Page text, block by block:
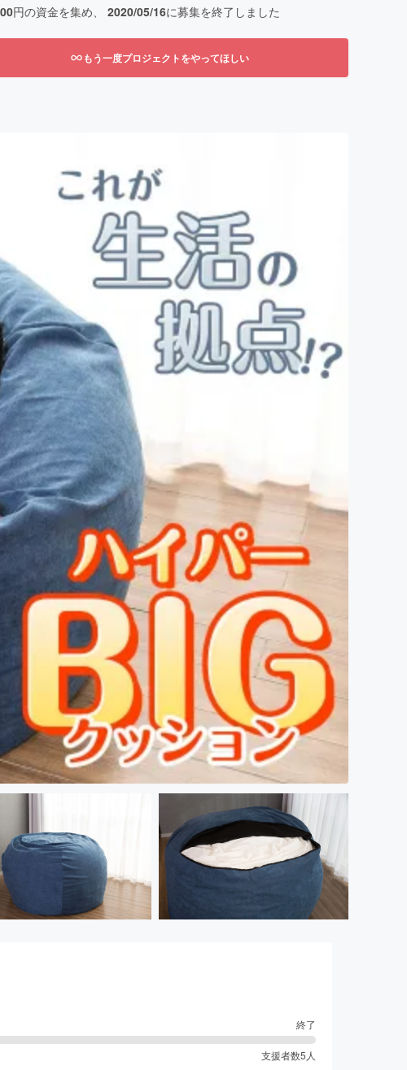
円の資金を集め、 2020/05/16に募集を終了しました
もう一度プロジェクトをやってほしい
終了
支援者数5 人